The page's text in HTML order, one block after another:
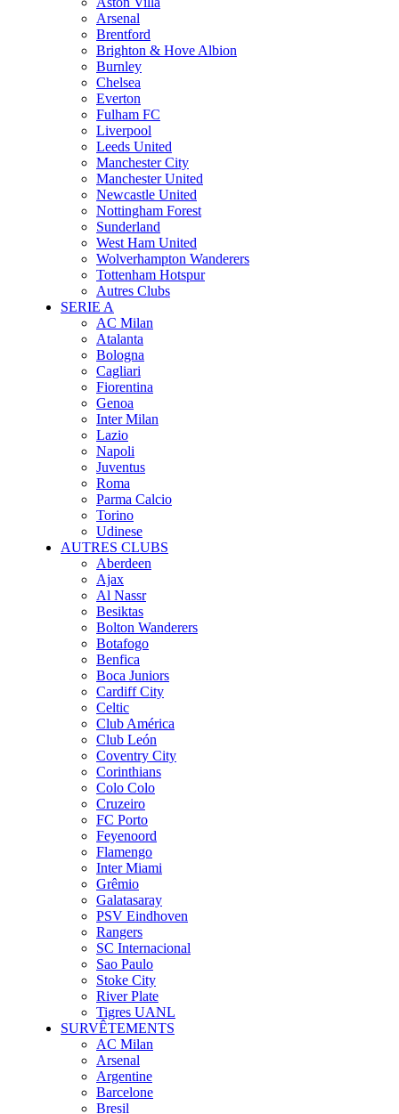
Arsenal
Brentford
Brighton & Hove Albion
Burnley
Chelsea
Everton
Fulham FC
Liverpool
Leeds United
Manchester City
Manchester United
Newcastle United
Nottingham Forest
Sunderland
West Ham United
Wolverhampton Wanderers
Tottenham Hotspur
Autres Clubs
SERIE A
AC Milan
Atalanta
Bologna
Cagliari
Fiorentina
Genoa
Inter Milan
Lazio
Napoli
Juventus
Roma
Parma Calcio
Torino
Udinese
AUTRES CLUBS
Aberdeen
Ajax
Al Nassr
Besiktas
Bolton Wanderers
Botafogo
Benfica
Boca Juniors
Cardiff City
Celtic
Club América
Club León
Coventry City
Corinthians
Colo Colo
Cruzeiro
FC Porto
Feyenoord
Flamengo
Inter Miami
Grêmio
Galatasaray
PSV Eindhoven
Rangers
SC Internacional
Sao Paulo
Stoke City
River Plate
Tigres UANL
SURVÊTEMENTS
AC Milan
Arsenal
Argentine
Barcelone
Bresil